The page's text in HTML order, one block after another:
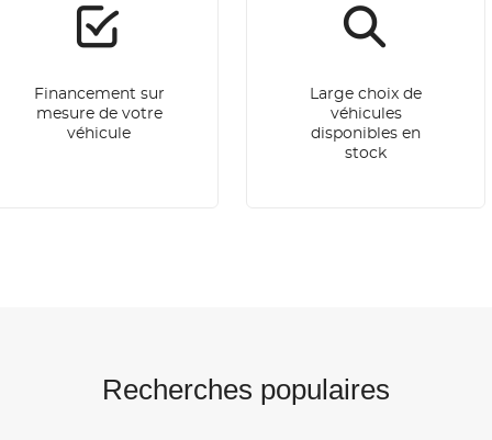
Financement sur
mesure de votre
véhicule
Large choix de
véhicules
disponibles en
stock
Recherches populaires